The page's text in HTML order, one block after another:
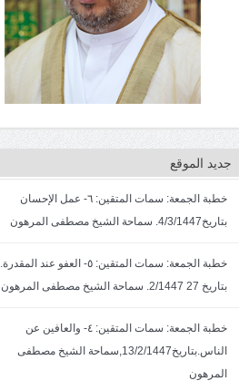
جديد الموقع
خطبة الجمعة: سمات المتقين: ٦- عمل الإحسان
بتاريخ4/3/1447. سماحة الشيخ مصطفى المرهون
خطبة الجمعة: سمات المتقين: ٥- العفو عند المقدرة.
بتاريخ 27 2/1447. سماحة الشيخ مصطفى المرهون
خطبة الجمعة: سمات المتقين: ٤- والعافين عن
الناس.بتاريخ13/2/1447,سماحة الشيخ مصطفى
المرهون